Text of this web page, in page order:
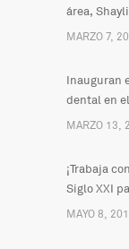
área,
MARZO 7,
Inauguran
dental en
MARZO 13,
¡Trabaja
Siglo XXI
MAYO 8,